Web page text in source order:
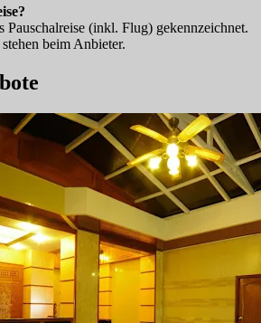
Pauschalreise (inkl. Flug) gekennzeichnet.
beim Anbieter.